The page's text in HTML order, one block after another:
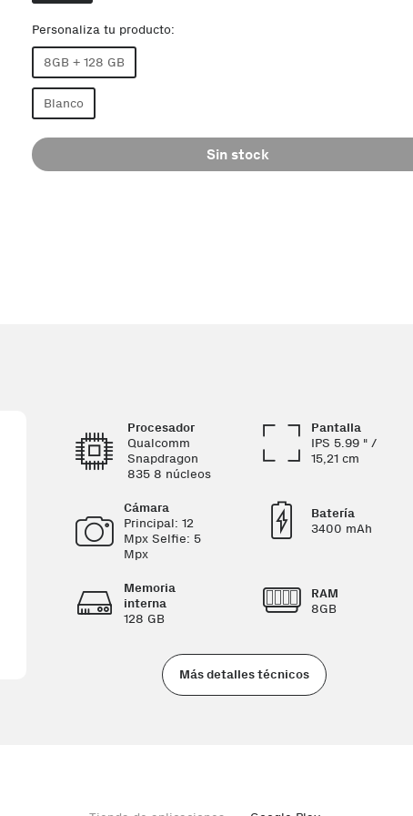
Personaliza tu producto:
8GB + 128 GB
Blanco
Sin stock
Procesador
Qualcomm
Snapdragon
835 8 núcleos
Pantalla
IPS 5.99 " /
15,21 cm
Cámara
Principal: 12
Mpx Selfie: 5
Mpx
Batería
3400 mAh
Memoria
interna
128 GB
RAM
8GB
Más detalles técnicos